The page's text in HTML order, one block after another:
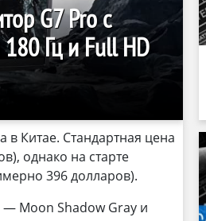
G7 Pro с
Гц и Full HD
в Китае. Стандартная цена
однако на старте
396 долларов).
— Moon Shadow Gray и